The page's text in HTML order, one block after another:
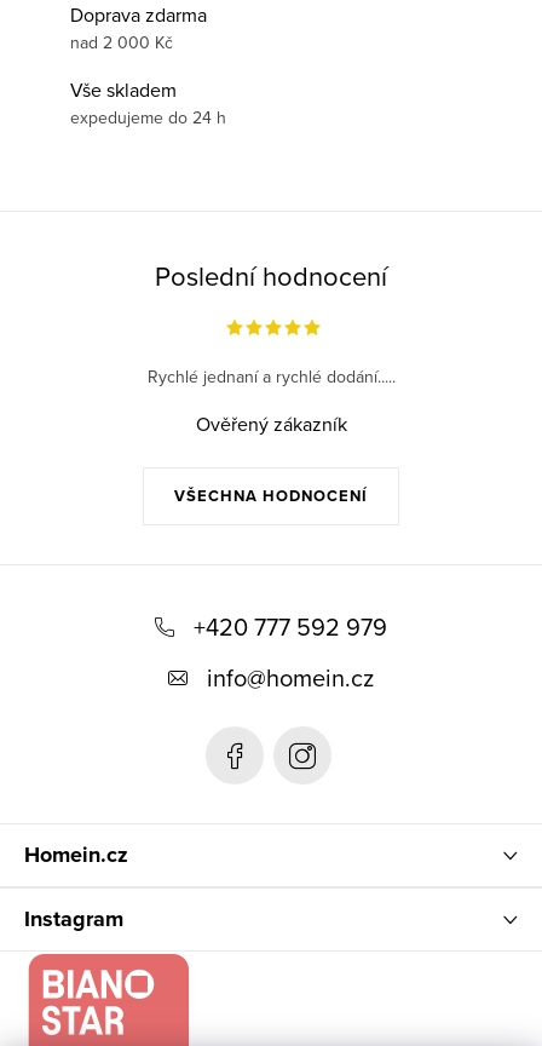
Doprava zdarma
nad 2 000 Kč
Vše skladem
expedujeme do 24 h
Poslední hodnocení
VŠECHNA HODNOCENÍ
Rychlé jednaní a rychlé dodání.....
Ověřený zákazník
+420 777 592 979
info@homein.cz
Homein.cz
Instagram